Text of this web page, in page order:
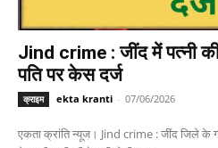
Jind crime : जींद में पत्नी की
पति पर केस दर्ज
क्राइम ekta kranti - 07/06/2026
एकता क्रांति न्यूज। Jind crime : जींद जिले के